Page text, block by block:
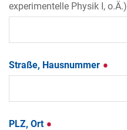
experimentelle Physik I, o.Ä.)
Straße, Hausnummer
PLZ, Ort